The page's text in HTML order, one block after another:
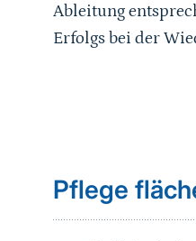
Ableitung
Erfolgs bei der
Pflege